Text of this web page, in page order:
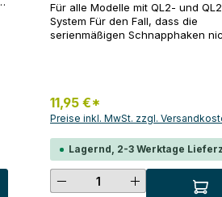
benutze die
gewünschten
Für alle Modelle mit QL2- und
System Für den Fall, dass die
serienmäßigen Schnapphaken
Einsätze verwendbar). INHALT: 2x QL2.1-
Schnapphaken (18 mm) mit
11,95 €*
Preise inkl. MwSt. zzgl.
Lagernd, 2-3 Werktage
Produkt Anzahl: